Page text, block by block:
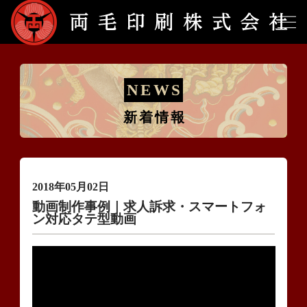
新着情報
選ばれる理由
求人情報
NEWS
新着情報
2018年05月02日
動画制作事例｜求人訴求・スマートフォ
ン対応タテ型動画